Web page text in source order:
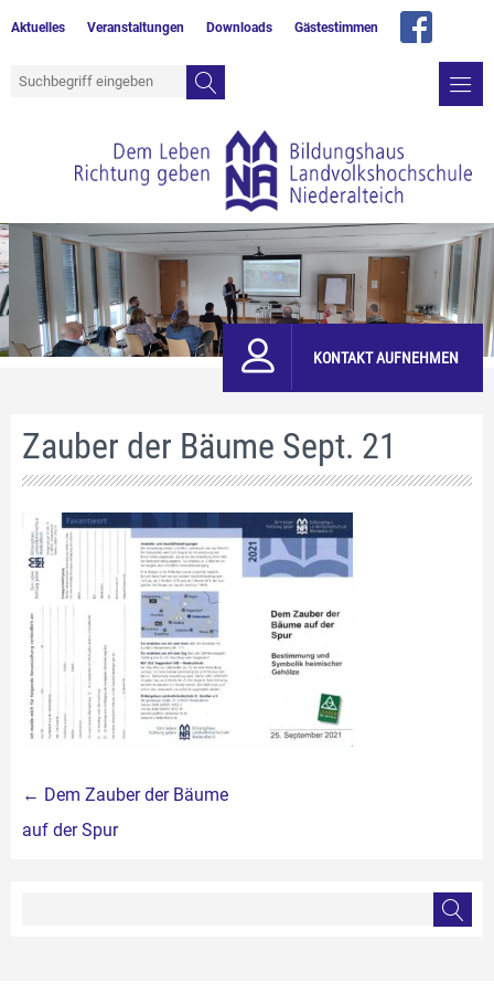
Aktuelles Veranstaltungen Downloads Gästestimmen
KONTAKT AUFNEHMEN
Zauber der Bäume Sept. 21
Beitragsnavigation
← Dem Zauber der Bäume
auf der Spur